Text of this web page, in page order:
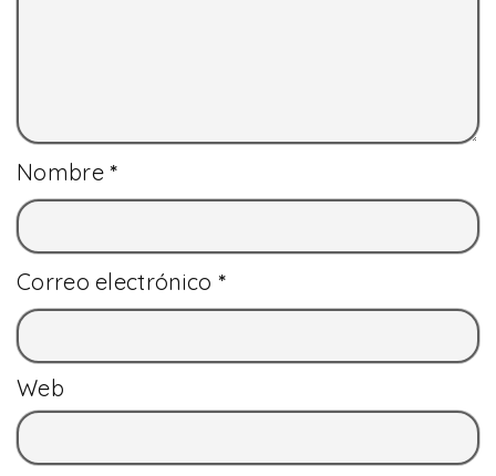
Nombre*
Correo electrónico *
Web